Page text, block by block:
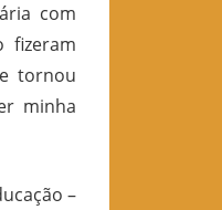
com
fizeram
tornou
minha
–